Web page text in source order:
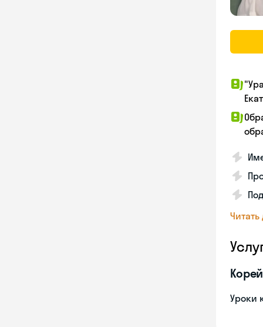
Уроки